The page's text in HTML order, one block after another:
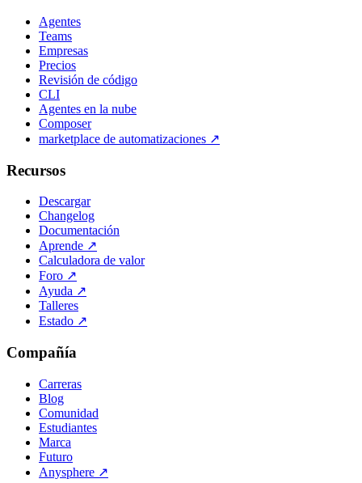
Agentes
Teams
Empresas
Precios
Revisión de código
CLI
Agentes en la nube
Composer
marketplace de automatizaciones ↗
Recursos
Descargar
Changelog
Documentación
Aprende ↗
Calculadora de valor
Foro ↗
Ayuda ↗
Talleres
Estado ↗
Compañía
Carreras
Blog
Comunidad
Estudiantes
Marca
Futuro
Anysphere ↗